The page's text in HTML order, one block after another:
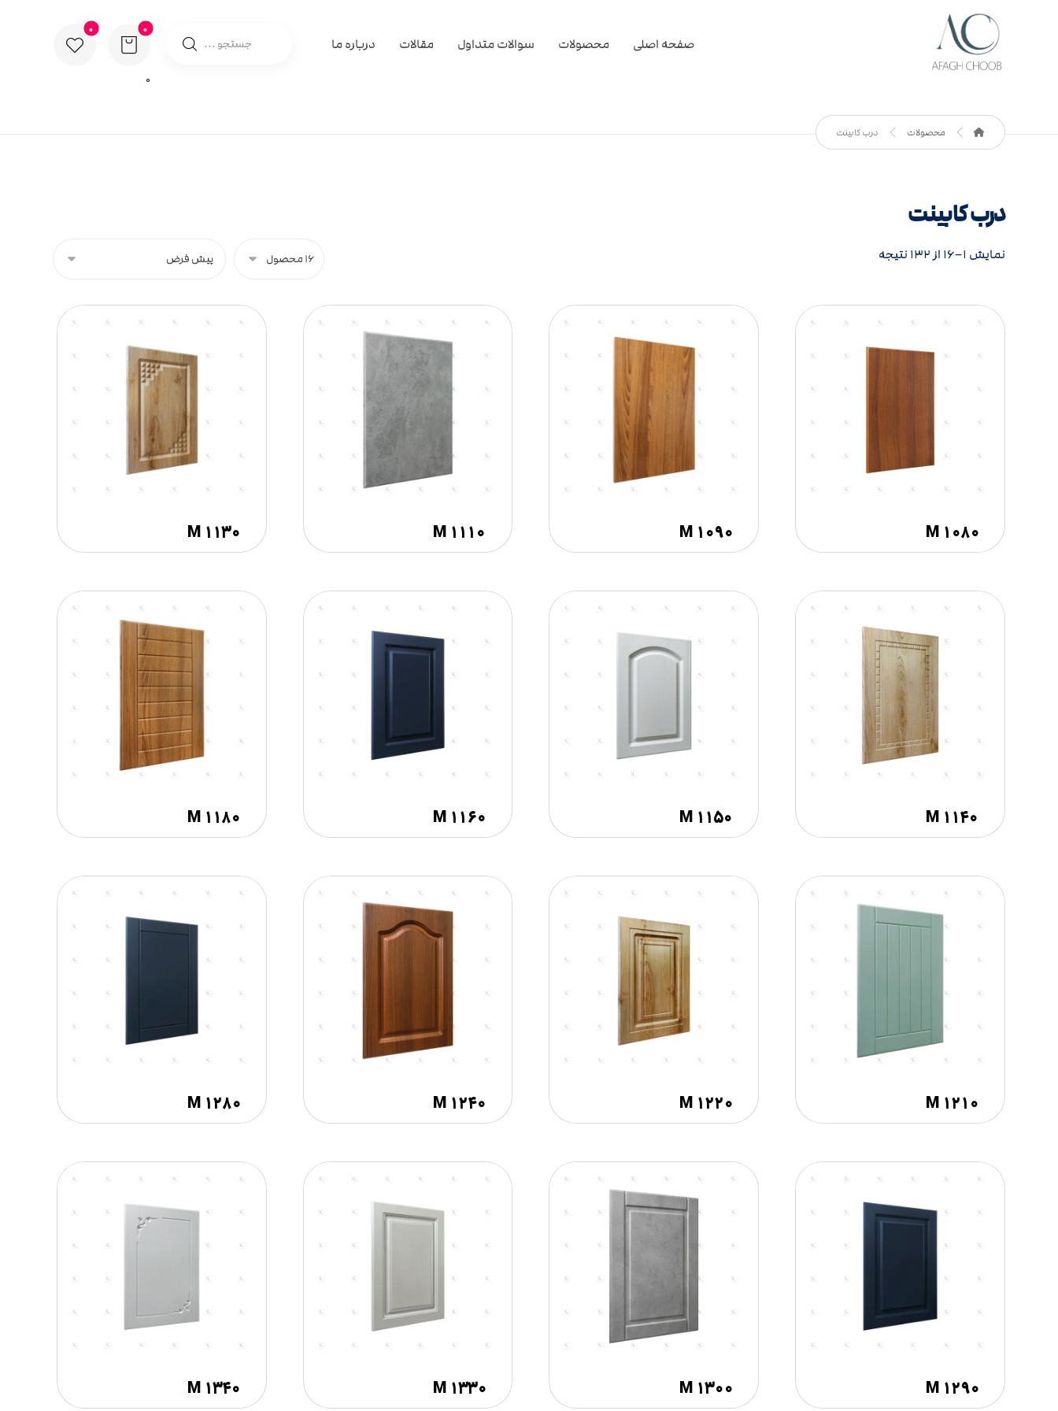
0
صفحه اصلی محصولات سوالات متداول مقالات درباره ما
محصولات درب کابینت
درب کابینت
نمایش ۱–۱۶ از ۱۳۲ نتیجه
M ۱۰۸۰ M ۱۰۹۰ M ۱۱۱۰ M ۱۱۳۰
M ۱۱۴۰ M ۱۱۵۰ M ۱۱۶۰ M ۱۱۸۰
M ۱۲۱۰ M ۱۲۲۰ M ۱۲۴۰ M ۱۲۸۰
M ۱۲۹۰ M ۱۳۰۰ M ۱۳۳۰ M ۱۳۴۰